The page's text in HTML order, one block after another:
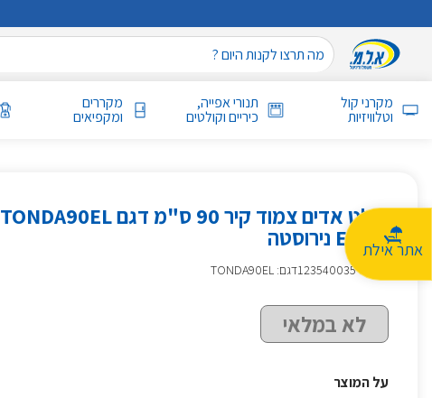
אתר אילת
מקרני קול
וטלוויזיות
תנורי אפייה,
כיריים וקולטים
מקררים
ומקפיאים
ELICA נירוסטה
:
123540035דגם: TONDA90EL
לא במלאי
על המוצר